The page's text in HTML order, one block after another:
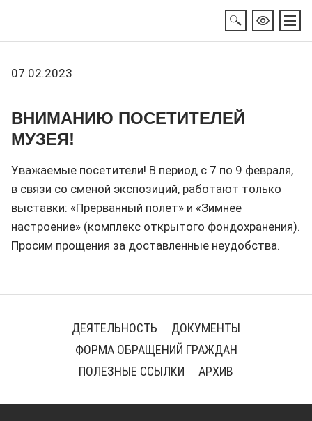
07.02.2023
ВНИМАНИЮ ПОСЕТИТЕЛЕЙ
МУЗЕЯ!
Уважаемые посетители! В период с 7 по 9 февраля,
в связи со сменой экспозиций, работают только
выставки: «Прерванный полет» и «Зимнее
настроение» (комплекс открытого фондохранения).
Просим прощения за доставленные неудобства.
ДЕЯТЕЛЬНОСТЬ
ДОКУМЕНТЫ
ФОРМА ОБРАЩЕНИЙ ГРАЖДАН
ПОЛЕЗНЫЕ ССЫЛКИ
АРХИВ